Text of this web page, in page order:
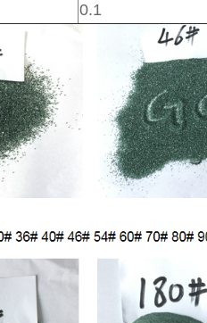
0.1